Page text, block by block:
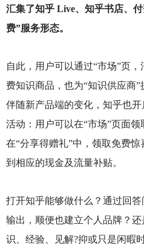
汇集了知乎 Live、知乎书店、
费”服务形态。
自此，用户可以通过“市场”页
费知识商品，也为“知识供应商
伴随新产品端的变化，知乎也
活动：用户可以在“市场”页面
在“分享得赠礼”中，领取免费
到相应的现金及流量补贴。
打开知乎能够做什么？通过回
输出，顺便也建立个人品牌？
识、经验、见解?抑或只是闲暇